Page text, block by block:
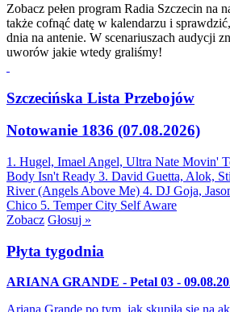
Zobacz pełen program Radia Szczecin na
także cofnąć datę w kalendarzu i
dnia na antenie. W scenariuszach audycji
uworów jakie wtedy graliśmy!
Szczecińska Lista Przebojów
Notowanie 1836 (07.08.2026)
1. Hugel, Imael Angel, Ultra Nate Movin'
Body Isn't Ready 3. David Guetta, Alok,
River (Angels Above Me) 4. DJ Goja,
Chico 5. Temper City Self Aware
Zobacz Głosuj »
Płyta tygodnia
ARIANA GRANDE - Petal 03 -